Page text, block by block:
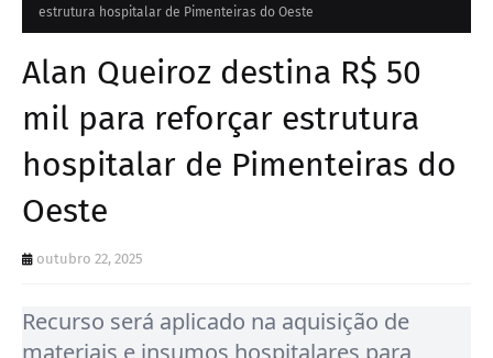
estrutura hospitalar de Pimenteiras do Oeste
Alan Queiroz destina R$ 50
mil para reforçar estrutura
hospitalar de Pimenteiras do
Oeste
outubro 22, 2025
Recurso será aplicado na aquisição de
materiais e insumos hospitalares para